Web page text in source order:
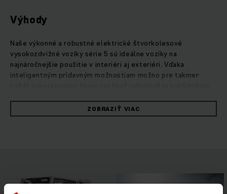
Výhody
Naše výkonné a robustné elektrické štvorkolesové
vysokozdvižné vozíky série 5 sú ideálne vozíky na
najnáročnejšie použitie v interiéri aj exteriéri. Vďaka
inteligentným prídavným možnostiam možno pre takmer
výkonné vysokozdvižné vozíky tieto úlohy vždy s optimálnou
energetickou účinnosťou a nákladovou efektivitou. Merania
prvkami, ktoré sa individuálne prispôsobia každému profilu
obsluhy a typu použitia, umožňujú podávanie plného výkonu
ZOBRAZIŤ VIAC